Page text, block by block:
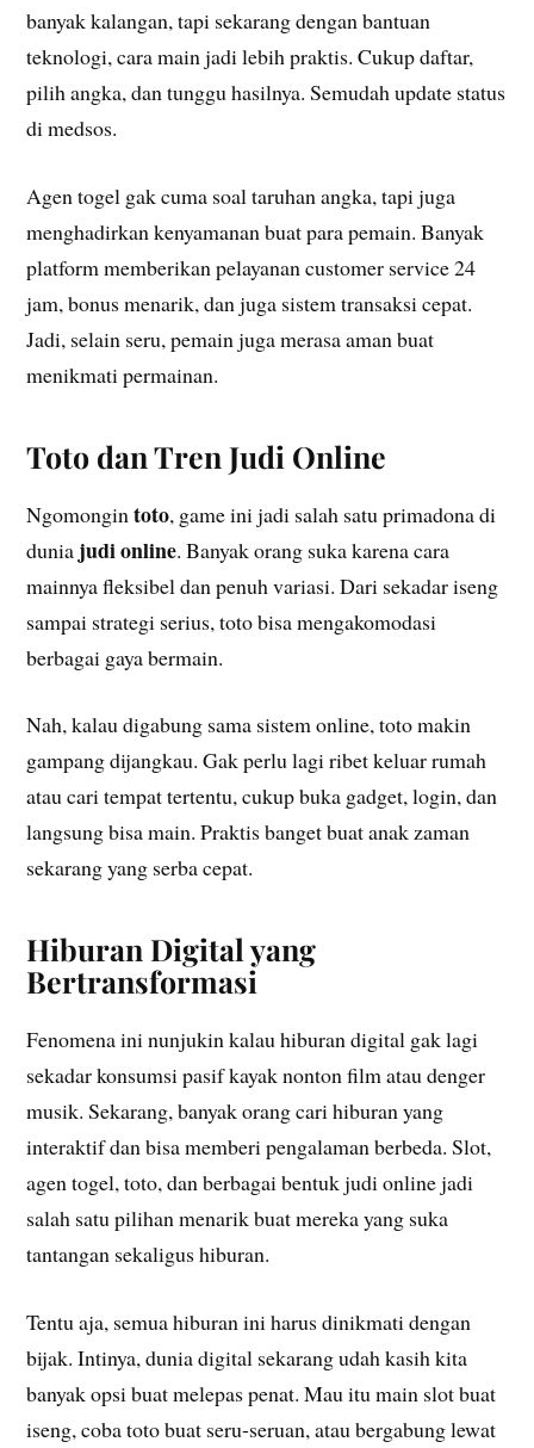
banyak kalangan, tapi sekarang dengan bantuan
teknologi, cara main jadi lebih praktis. Cukup daftar,
pilih angka, dan tunggu hasilnya. Semudah update status
di medsos.
Agen togel gak cuma soal taruhan angka, tapi juga
menghadirkan kenyamanan buat para pemain. Banyak
platform memberikan pelayanan customer service 24
jam, bonus menarik, dan juga sistem transaksi cepat.
Jadi, selain seru, pemain juga merasa aman buat
menikmati permainan.
Toto dan Tren Judi Online
Ngomongintoto, game ini jadi salah satu primadona di
dunia judi online. Banyak orang suka karena cara
mainnya fleksibel dan penuh variasi. Dari sekadar iseng
sampai strategi serius, toto bisa mengakomodasi
berbagai gaya bermain.
Nah, kalau digabung sama sistem online, toto makin
gampang dijangkau. Gak perlu lagi ribet keluar rumah
atau cari tempat tertentu, cukup buka gadget, login, dan
langsung bisa main. Praktis banget buat anak zaman
sekarang yang serba cepat.
Hiburan Digital yang
Bertransformasi
Fenomena ini nunjukin kalau hiburan digital gak lagi
sekadar konsumsi pasif kayak nonton film atau denger
musik. Sekarang, banyak orang cari hiburan yang
interaktif dan bisa memberi pengalaman berbeda. Slot,
agen togel, toto, dan berbagai bentuk judi online jadi
salah satu pilihan menarik buat mereka yang suka
tantangan sekaligus hiburan.
Tentu aja, semua hiburan ini harus dinikmati dengan
bijak. Intinya, dunia digital sekarang udah kasih kita
banyak opsi buat melepas penat. Mau itu main slot buat
iseng, coba toto buat seru-seruan, atau bergabung lewat